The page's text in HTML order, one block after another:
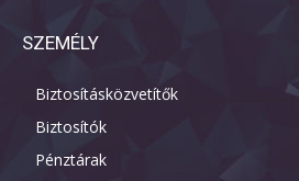
SZEMÉLY
Biztosításközvetítők
Biztosítók
Pénztárak